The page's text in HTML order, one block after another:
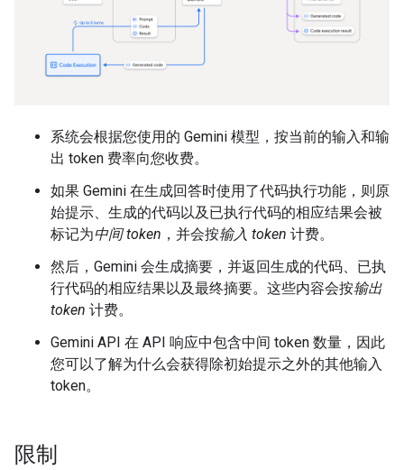
系统会根据您使用的 Gemini 模型，按当前的输入和输
出 token 费率向您收费。
如果 Gemini 在生成回答时使用了代码执行功能，则原
始提示、生成的代码以及已执行代码的相应结果会被
标记为中间 token ，并会按输入 token 计费。
然后，Gemini 会生成摘要，并返回生成的代码、已执
行代码的相应结果以及最终摘要。这些内容会按输出
token 计费。
Gemini API 在 API 响应中包含中间 token 数量，因此
您可以了解为什么会获得除初始提示之外的其他输入
token。
限制